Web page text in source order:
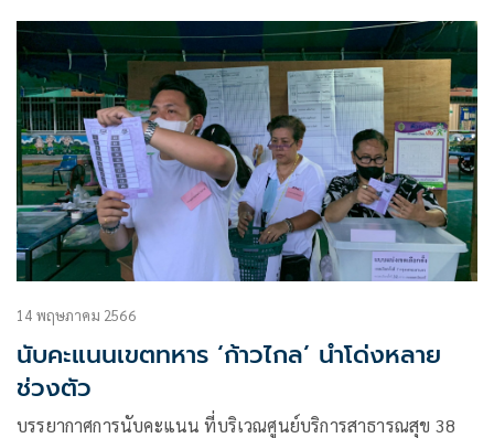
ครบตามที่กำหนดแล้ว และการนับคะแนนเลือกตั้ง ส.ส. จำนวน
400 เขตเลือกตั้งเสร็จสิ้นแล้ว
14 พฤษภาคม 2566
นับคะแนนเขตทหาร ‘ก้าวไกล’ นำโด่งหลาย
ช่วงตัว
บรรยากาศการนับคะแนน ที่บริเวณศูนย์บริการสาธารณสุข 38